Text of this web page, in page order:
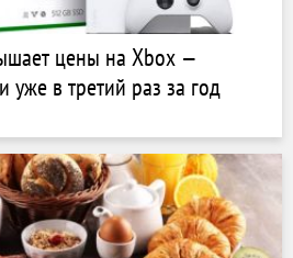
цены на Xbox —
в третий раз за год